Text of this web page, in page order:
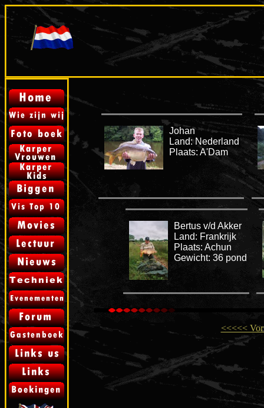
Johan
Land: Nederland
Plaats: A'Dam
Bertus v/d Akker
Land: Frankrijk
Plaats: Achun
Gewicht: 36 pond
<<<<<